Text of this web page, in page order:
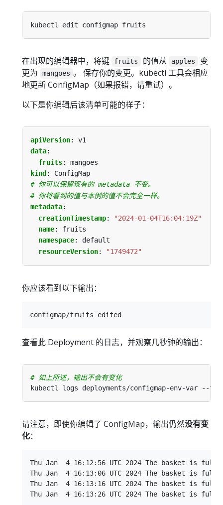
在出现的编辑器中，将键 fruits 的值从 apples
变
更为
mangoes 。 保存你的变更。kubectl 工具会相应
地更新 ConfigMap（如果报错，请重试）。
以下是你编辑后该清单可能的样子：
apiVersion:
v1
data:
fruits:
mangoes
kind :
ConfigMap
# 你可以保留现有的 metadata 不变。
# 你将看到的值与本例的值不会完全一样。
metadata:
creationTimestamp:
"2024-01-04T16:04:19Z"
name:
fruits
namespace:
default
resourceVersion: "1749472"
你应该看到以下输出：
查看此 Deployment 的日志，并观察几秒钟的输出：
# 如上所述，输出不会有变化
请注意，即使你编辑了 ConfigMap，输出仍然没有变
化：
Thu Jan  4 16:12:56 UTC 2024 The basket is full
Thu Jan  4 16:13:06 UTC 2024 The basket is full
Thu Jan  4 16:13:16 UTC 2024 The basket is full